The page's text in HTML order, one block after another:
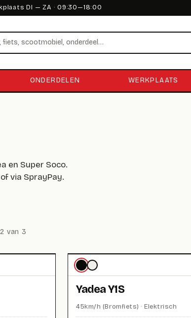
DI — ZA · 09:30—18:00
ONDERDELEN WERKPLAATS
en Super Soco.
via SprayPay.
van 3
Yadea Y1S
45km/h (Bromfiets) · Elektrisch